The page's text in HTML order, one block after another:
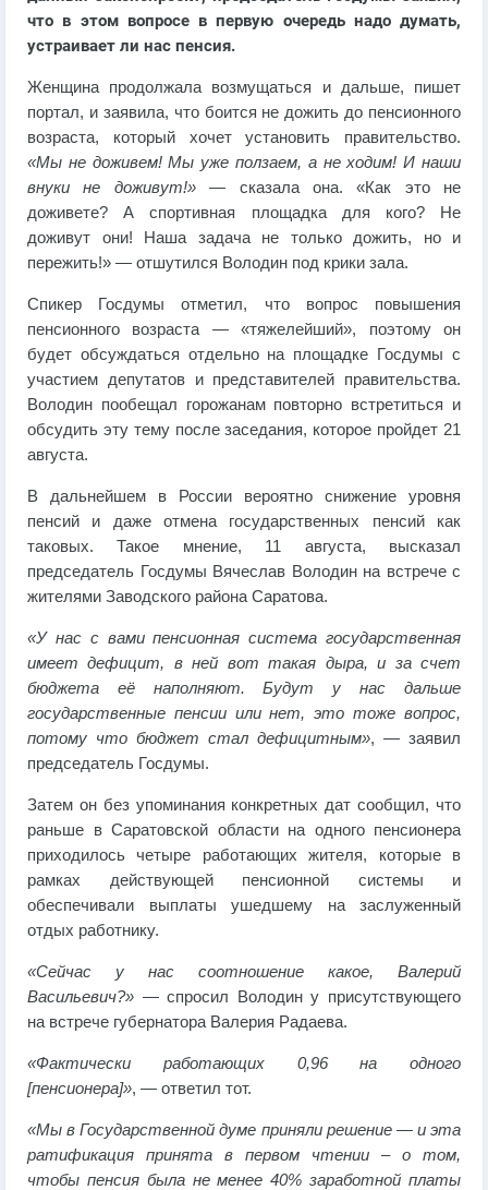
что в этом вопросе в первую очередь надо думать,
устраивает ли нас пенсия.
Женщина продолжала возмущаться и дальше, пишет
портал, и заявила, что боится не дожить до пенсионного
возраста, который хочет установить правительство.
«Мы не доживем! Мы уже ползаем, а не ходим! И наши
внуки не доживут!»— сказала она. «Как это не
доживете? А спортивная площадка для кого? Не
доживут они! Наша задача не только дожить, но и
пережить!» — отшутился Володин под крики зала.
Спикер Госдумы отметил, что вопрос повышения
пенсионного возраста — «тяжелейший», поэтому он
будет обсуждаться отдельно на площадке Госдумы с
участием депутатов и представителей правительства.
Володин пообещал горожанам повторно встретиться и
обсудить эту тему после заседания, которое пройдет 21
августа.
В дальнейшем в России вероятно снижение уровня
пенсий и даже отмена государственных пенсий как
таковых. Такое мнение, 11 августа, высказал
председатель Госдумы Вячеслав Володин на встрече с
жителями Заводского района Саратова.
«У нас с вами пенсионная система государственная
имеет дефицит, в ней вот такая дыра, и за счет
бюджета её наполняют. Будут у нас дальше
государственные пенсии или нет, это тоже вопрос,
потому что бюджет стал дефицитным», — заявил
председатель Госдумы.
Затем он без упоминания конкретных дат сообщил, что
раньше в Саратовской области на одного пенсионера
приходилось четыре работающих жителя, которые в
рамках действующей пенсионной системы и
обеспечивали выплаты ушедшему на заслуженный
отдых работнику.
«Сейчас у нас соотношение какое, Валерий
Васильевич?» — спросил Володин у присутствующего
на встрече губернатора Валерия Радаева.
«Фактически работающих 0,96 на одного
[пенсионера]», — ответил тот.
«Мы в Государственной думе приняли решение — и эта
ратификация принята в первом чтении – о том,
чтобы пенсия была не менее 40% заработной платы